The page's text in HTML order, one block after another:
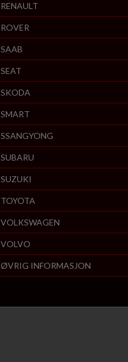
RENAULT
ROVER
SAAB
SEAT
SKODA
SMART
SSANGYONG
SUBARU
SUZUKI
TOYOTA
VOLKSWAGEN
VOLVO
ØVRIG INFORMASJON